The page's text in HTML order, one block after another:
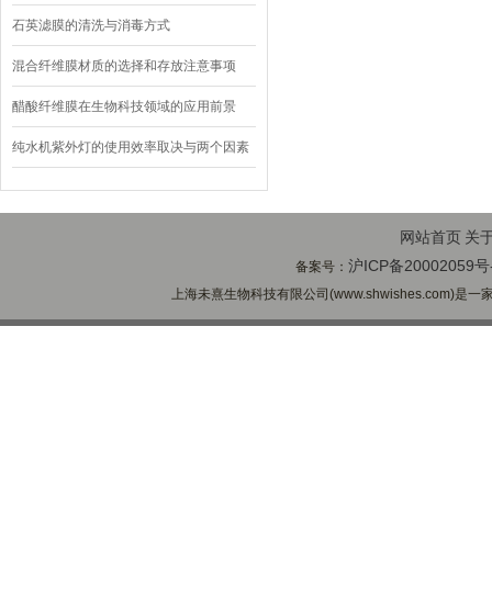
石英滤膜的清洗与消毒方式
混合纤维膜材质的选择和存放注意事项
醋酸纤维膜在生物科技领域的应用前景
纯水机紫外灯的使用效率取决与两个因素
网站首页 关
备案号：沪ICP备20002059
上海未熹生物科技有限公司(www.shwishes.com)是一